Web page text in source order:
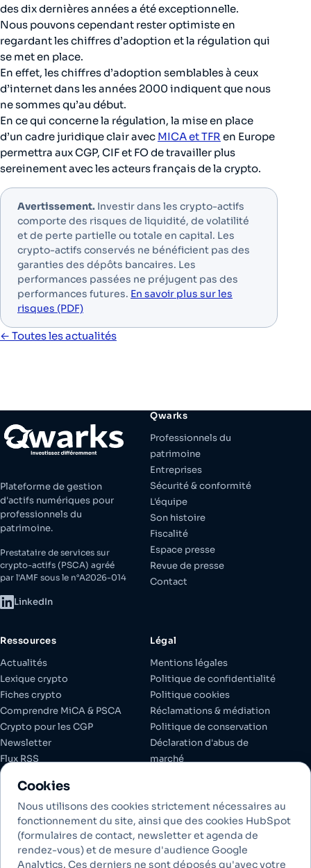
des dix dernières années a été exceptionnelle.
Nous pouvons cependant rester optimiste en
regardant les chiffres d’adoption et la régulation qui
se met en place.
En effet, les chiffres d’adoption semblables à ceux
d’internet dans les années 2000 indiquent que nous
ne sommes qu’au début.
En ce qui concerne la régulation, la mise en place
d’un cadre juridique clair avec MICA et TFR en Europe
permettra aux CGP, CIF et FO de travailler plus
sereinement avec les acteurs français de la crypto.
Avertissement. Investir dans les crypto-actifs
comporte des risques de liquidité, de volatilité
et de perte partielle ou totale en capital. Les
crypto-actifs conservés ne bénéficient pas des
garanties des dépôts bancaires. Les
performances passées ne préjugent pas des
performances futures. En savoir plus sur les
risques (PDF)
← Toutes les actualités
Plateforme de gestion
d'actifs numériques pour
professionnels du
patrimoine.
Prestataire de services sur
crypto-actifs (PSCA) agréé
par l'AMF sous le n°A2026-014
LinkedIn
Qwarks
Professionnels du
patrimoine
Entreprises
Sécurité & conformité
L'équipe
Son histoire
Fiscalité
Espace presse
Revue de presse
Contact
Ressources
Actualités
Lexique crypto
Fiches crypto
Comprendre MiCA & PSCA
Crypto pour les CGP
Newsletter
Flux RSS
Espace client
Légal
Mentions légales
Politique de confidentialité
Politique cookies
Réclamations & médiation
Politique de conservation
Déclaration d'abus de
marché
Investir dans les crypto-actifs comporte des risques de liquidité,
de volatilité et de perte partielle ou totale en capital. Les crypto-
Cookies
Nous utilisons des cookies strictement nécessaires au
fonctionnement du site, ainsi que des cookies HubSpot
(formulaires de contact, newsletter et agenda de
rendez-vous) et de mesure d'audience Google
Analytics. Ces derniers ne sont déposés qu'avec votre